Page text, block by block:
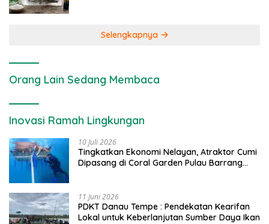
Selengkapnya
Orang Lain Sedang Membaca
Inovasi Ramah Lingkungan
10 Juli 2026
Tingkatkan Ekonomi Nelayan, Atraktor Cumi
Dipasang di Coral Garden Pulau Barrang
11 Juni 2026
PDKT Danau Tempe : Pendekatan Kearifan
Lokal untuk Keberlanjutan Sumber Daya Ikan